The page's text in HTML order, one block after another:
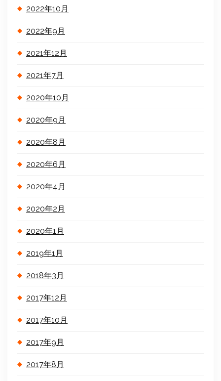
2022年10月
2022年9月
2021年12月
2021年7月
2020年10月
2020年9月
2020年8月
2020年6月
2020年4月
2020年2月
2020年1月
2019年1月
2018年3月
2017年12月
2017年10月
2017年9月
2017年8月